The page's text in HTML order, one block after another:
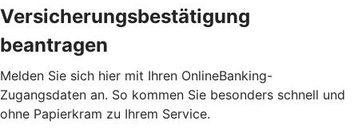
Versicherungsbestätigung
beantragen
Melden Sie sich hier mit Ihren OnlineBanking-
Zugangsdaten an. So kommen Sie besonders schnell und
ohne Papierkram zu Ihrem Service.